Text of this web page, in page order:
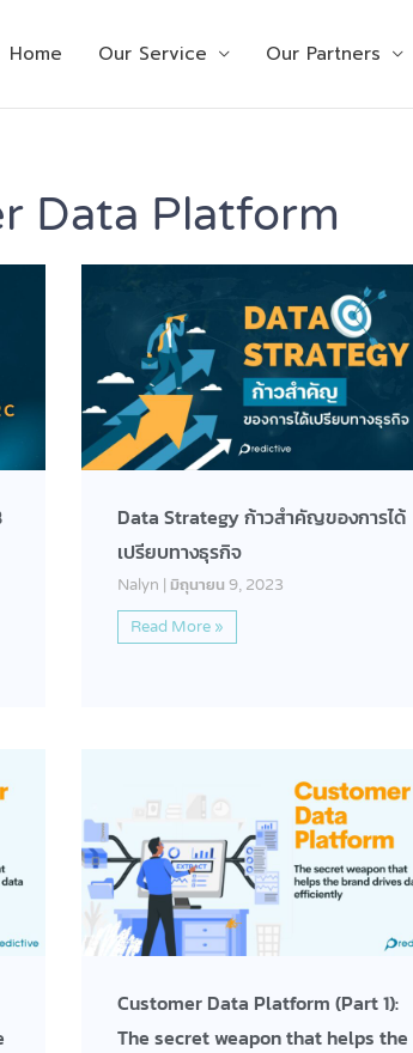
Home Our Service Our Partners
Data Platform
Data Strategy ก้าวสำคัญของการได้
เปรียบทางธุรกิจ
Nalyn มิถุนายน 9, 2023
Read More »
Customer Data Platform (Part 1):
The secret weapon that helps the